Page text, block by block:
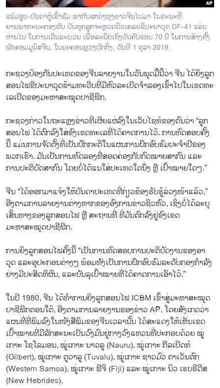
ວີດີໂອ
ສຽງ
ລາຍການກະຈາຍສຽງ
ຕິດຕາມພວກເຮົາ ທີ່
ພາສາຕ່າງໆ
ແຟ້ມຮູບ-ບັນດາຜູ້ເຂົ້າຊົມ ພາກັນແກວ່ງທຸງຊາດຈີນໄປມາ ໃນຂະນະທີ່
ຍານພາຫະນະກອງທັບ ບັນທຸກລູກຈະຫຼວດນິວເຄລຍຂີປະນາວຸດ DF-41 ແລ່ນ
ຜ່ານໄປ ໃນການເດີນຂະບວນ ເພື່ອລະນຶກເຖິງວັນຄົບຮອບ 70 ປີ ໃນການສ້າງຕັ້ງ
ພັກຄອມມູນິສຈີນ, ໃນນະຄອນຫຼວງປັກກິ່ງ, ວັນທີ 1 ຕຸລາ 2019.
ກະຊວງ​ປ້ອງ​ກັນ​ປະ​ເທດ​ຂອງ​ຈີນ​ລາຍ​ງານ​ໃນ​ວັນ​ພຸດມື້​ນີ້​ວ່າ ຈີນ ​ໄດ້ຍິງ​ລູກ​
ສອນ​ໄຟ​ຂີ​ປະ​ນາ​ວຸດ​ຂ້າມ​ທະວີບ​ທີ່​ມີ​ຫົວລະ​ເບີດ​ຈຳ​ລອງເຂົ້າ​ໄປ​ໃນ​ເຂດ​ທະ​
ເລເປີດຂອງ​ມະ​ຫາ​ສະ​ໝຸດ​ປາ​ຊີ​ຟິກ.
ກະ​ຊວງກ່າວ​ໃນຖະ​ແຫຼງຂ່າວ​ທີ່​ເຜີຍແຜ່​ລົງ​ໃນ​ເວັບ​ໄຊທ໌​ຂອງ​ຕົນ​ວ່າ “ລູກ​
ສອນ​ໄຟ ​ໄດ້ຕົກ​ລົງໃສ່​ຂົງເຂດ​ທະ​ເລ​ທີ່ໄດ້​ຄາດການ​ໄວ້. ການທົດ​ສອບຄັ້ງ​
ນີ້ ​ແມ່ນ​ການ​ຈັດ​ຕັ້ງທີ່​ເປັນ​ປົກ​ກະ​ຕິ​ໃນ​ແຜນ​ການ​ຝຶກ​ອົບ​ຮົມ​ປະ​ຈໍາ​ປີ​ຂອງ​
ພວກ​ເຮົາ. ມັນເປັນການທົດລອງທີ່ສອດຄ່ອງກັບກົດໝາຍສາກົນ ແລະ
ການປະຕິບັດສາກົນ ໂດຍບໍ່ໄດ້ແນໃສ່ປະເທດໃດນຶ່ງ ຫຼື ເປົ້າໝາຍໃດໆ.”
ຈີນ “ໄດ້ອອກມາແຈ້ງ​ໃຫ້​ບັນດາ​ປະ​ເທດ​ທີ່​ກ່ຽວຂ້ອງ​ຮັບຮູ້​ລ່ວງ​ໜ້າແລ້ວ,”
ອີງ​ຕາມ​ການ​ລາຍ​ງານ​ຕ່າງຫາກຂອງ​ອົງການ​ຂ່າວຊິວຫົວ, ​ເຊິ່ງບໍ່​ໄດ້​ລະບຸ​
ເສັ້ນທາງ​ຂອງ​ລູກ​ສອນ​ໄຟ​ ຫຼື​ ສະຖານທີ່ ​ທີ່​ມັນ​ຕົກ​ລົງຢູ່​ຂົງເຂດ
ມະຫາສະໝຸດ​ປາຊີ​ຟິກ.
ການ​ຍິງ​ລູກ​ສອນ​ໄຟ​ຄັ້ງ​ນີ້ “ເປັນການ​ທົດ​ສອບ​ການ​ປະ​ຕິ​ບັດງານ​ຂອງ​ອາ​
ວຸດ ​ແລະ​ອຸ​ປະ​ກອນຕ່າງໆ ພ້ອມທັງເປັນ​ການ​ຝຶກ​ອົບ​ຮົມ​ລະດັບກອງ​ກໍາລັງ​
ຢ່າງ​ມີ​ປະ​ສິດ​ທິ​ຜົນ, ແລະ​ບັນ​ລຸ​ເປົ້າ​ໝາຍ​ທີ່ໄດ້​ຄາດ​ການເອົາໄວ້.”
ໃນ​ປີ 1980, ຈີນ ​ໄດ້ທໍາການ​ຍິງ​ລູກ​ສອນ​ໄຟ ICBM ​ເຂົ້າ​ສູ່​ມະຫາ​ສະໝຸດ​
ປາຊີ​ຟິກ​ຕອນໃຕ້, ອີງຕາມການລາຍງານຂອງຂ່າວ AP, ໂດຍສັງເກດວ່າ ​
ແຜນ​ທີ່​ທີ່​ພິມລົງໃນ​ໜັງສືພິມ​ຂອງ​ຈີນ​ເວລາ​ນັ້ນ​ ໄດ້​ສະ​ແດງ​ໃຫ້​ເຫັນ​ເຂດ​
ເປົ້າ​ໝາຍທີ່ມີລັກສະນະເປັນວົງ​ມົນ​ຢູ່​ກາງ​ວົງ​ແຫວນ​ທີ່​ປະກອບ​ດ້ວຍ​ ໝູ່​
ເກາະ ໂຊໂລມອນ, ໝູ່ເກາະ ນາວລູ (Nauru). ໝູ່ເກາະ ກີລເບີດທ໌
(Gilbert), ໝູ່ເກາະ ຕູວາລູ (Tuvalu), ໝູ່ເກາະ ຊາວມົວ ຕາເວັນຕົກ
(Western Samoa), ໝູ່ເກາະ ຟີຈິ (Fiji) ແລະ ໝູ່ເກາະ ນິວ ເຮບຣີດີສ
(New Hebrides).